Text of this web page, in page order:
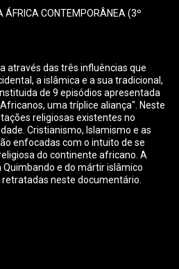
ÁFRICA CONTEMPORÂNEA (3º
através das três influências que
a islâmica e a sua tradicional,
de 9 episódios apresentada
uma tríplice aliança". Neste
religiosas existentes no
Cristianismo, Islamismo e as
enfocadas com o intuito de se
do continente africano. A
e do mártir islâmico
neste documentário.